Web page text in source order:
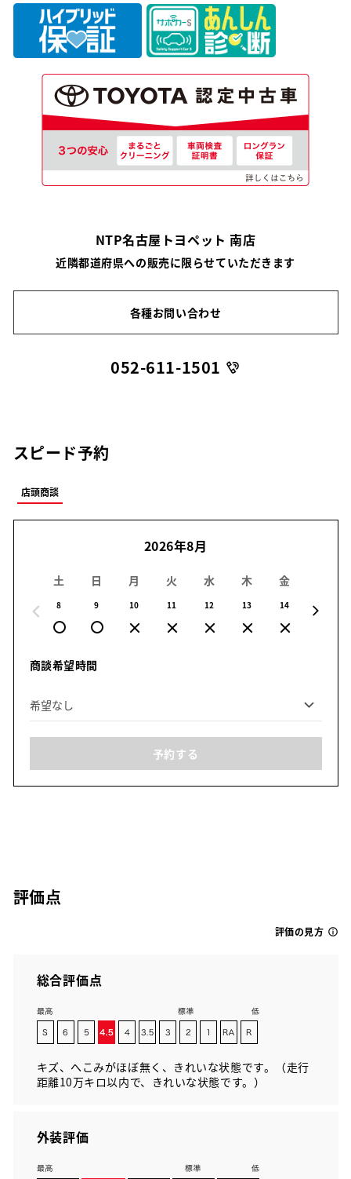
NTP名古屋トヨペット 南店
近隣都道府県への販売に限らせていただきます
各種お問い合わせ
052-611-1501
スピード予約
店頭商談
2026年8月
土
8
日
9
月
10
火
11
水
12
木
13
金
14
商談希望時間
予約する
評価点
評価の見方
総合評価点
キズ、へこみがほぼ無く、きれいな状態です。（走行
距離10万キロ以内で、きれいな状態です。）
外装評価